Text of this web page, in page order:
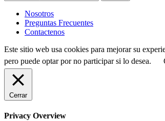
Nosotros
Preguntas Frecuentes
Contactenos
Este sitio web usa cookies para mejorar su
pero puede optar por no participar si lo desea.
Cerrar
Privacy Overview